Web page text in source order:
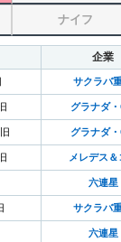
ナイフ
企業
サクラバ
グラナダ
旧 グラナダ
旧 メレデス＆
六連星
旧 サクラバ
六連星